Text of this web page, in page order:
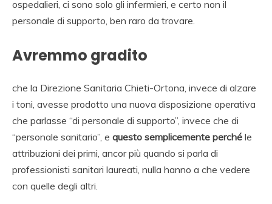
ospedalieri, ci sono solo gli infermieri, e certo non il
personale di supporto, ben raro da trovare.
Avremmo gradito
che la Direzione Sanitaria Chieti-Ortona, invece di alzare
i toni, avesse prodotto una nuova disposizione operativa
che parlasse “di personale di supporto”, invece che di
“personale sanitario”, e questo semplicemente perché le
attribuzioni dei primi, ancor più quando si parla di
professionisti sanitari laureati, nulla hanno a che vedere
con quelle degli altri.